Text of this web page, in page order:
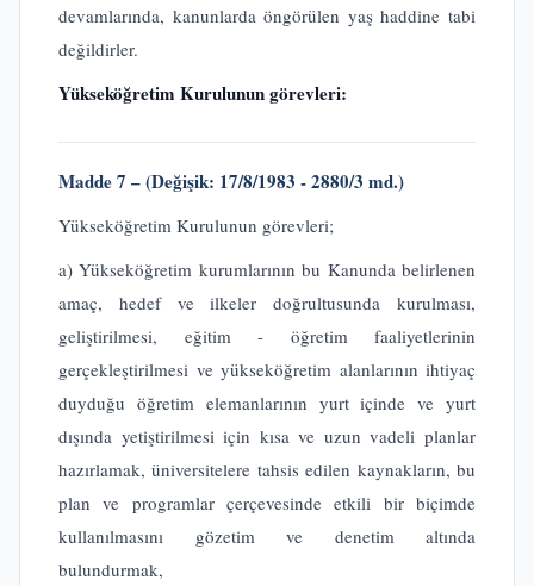
devamlarında, kanunlarda öngörülen yaş haddine tabi
değildirler.
Yükseköğretim Kurulunun görevleri:
Madde 7 – (Değişik: 17/8/1983 - 2880/3 md.)
Yükseköğretim Kurulunun görevleri;
a) Yükseköğretim kurumlarının bu Kanunda belirlenen
amaç, hedef ve ilkeler doğrultusunda kurulması,
geliştirilmesi, eğitim - öğretim faaliyetlerinin
gerçekleştirilmesi ve yükseköğretim alanlarının ihtiyaç
duyduğu öğretim elemanlarının yurt içinde ve yurt
dışında yetiştirilmesi için kısa ve uzun vadeli planlar
hazırlamak, üniversitelere tahsis edilen kaynakların, bu
plan ve programlar çerçevesinde etkili bir biçimde
kullanılmasını gözetim ve denetim altında
bulundurmak,